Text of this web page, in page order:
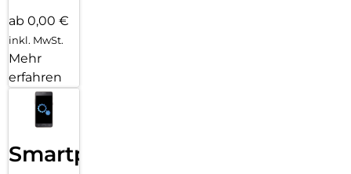
ab 0,00 €
inkl. MwSt.
Mehr
erfahren
Smartphone